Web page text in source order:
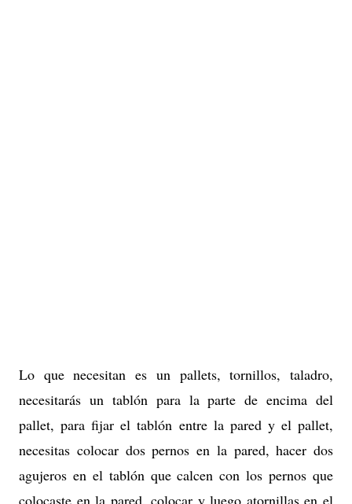
Lo que necesitan es un pallets, tornillos, taladro,
necesitarás un tablón para la parte de encima del
pallet, para fijar el tablón entre la pared y el pallet,
necesitas colocar dos pernos en la pared, hacer dos
agujeros en el tablón que calcen con los pernos que
colocaste en la pared, colocar y luego atornillas en el